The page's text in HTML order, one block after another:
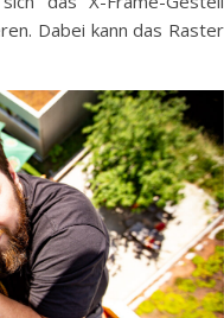
Dabei kann das Raster